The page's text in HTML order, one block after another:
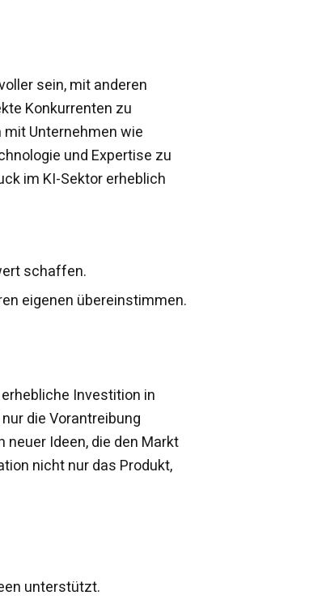
sein, mit anderen
Konkurrenten zu
Unternehmen wie
und Expertise zu
im KI-Sektor erheblich
schaffen.
eigenen übereinstimmen.
Investition in
die Vorantreibung
neuer Ideen, die den Markt
nicht nur das Produkt,
unterstützt.